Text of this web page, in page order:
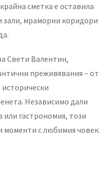
сметка е оставила
зали, мраморни коридори
Свети Валентин,
преживявания – от
Независимо дали
гастрономия, този
моменти с любимия човек.